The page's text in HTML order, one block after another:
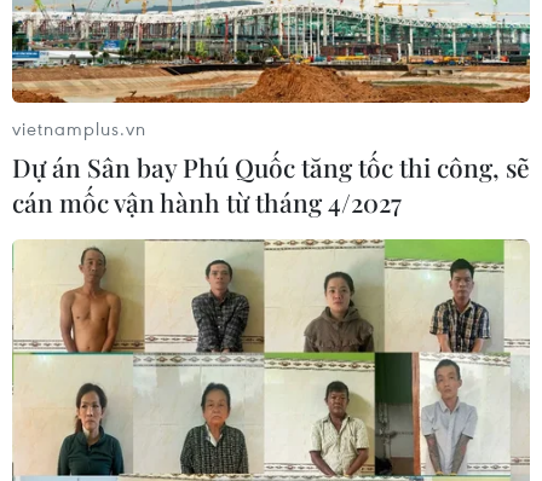
vietnamplus.vn
Dự án Sân bay Phú Quốc tăng tốc thi công, sẽ
cán mốc vận hành từ tháng 4/2027